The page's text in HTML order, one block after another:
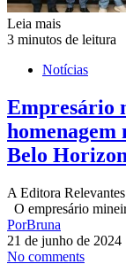
Leia mais
3 minutos de leitura
Notícias
Empresário
Belo
A Editora
O empresário
PorBruna
21 de junho de 2024
No comments